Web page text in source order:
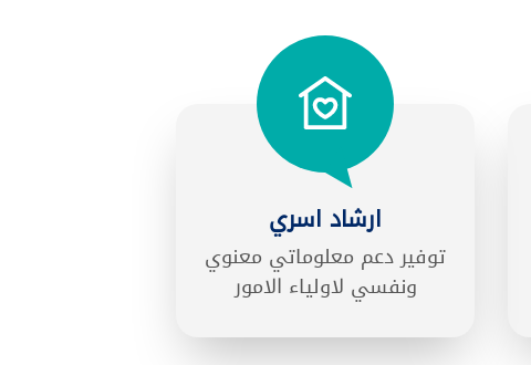
ارشاد اسري
توفير دعم معلوماتي معنوي
ونفسي لاولياء الامور